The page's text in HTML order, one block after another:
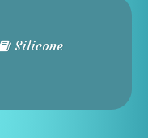
Silicone